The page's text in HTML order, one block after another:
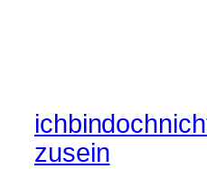
zusein